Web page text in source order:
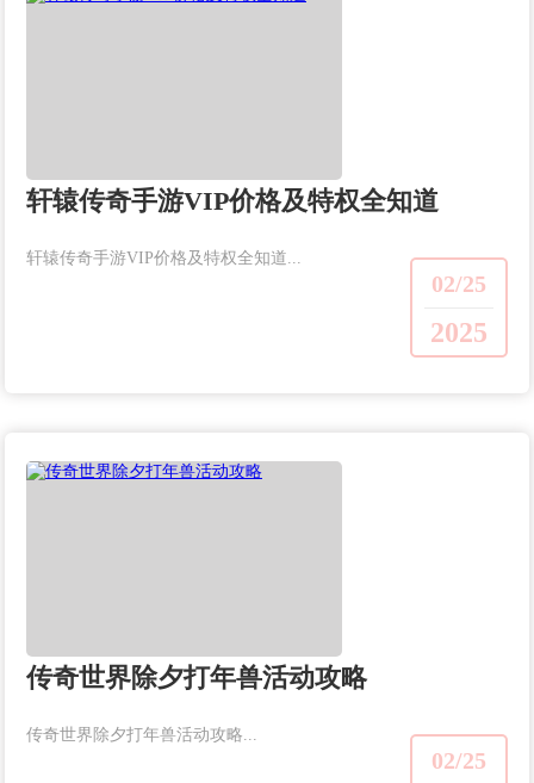
轩辕传奇手游VIP价格及特权全知道
02/25
2025
轩辕传奇手游VIP价格及特权全知道...
传奇世界除夕打年兽活动攻略
02/25
传奇世界除夕打年兽活动攻略...